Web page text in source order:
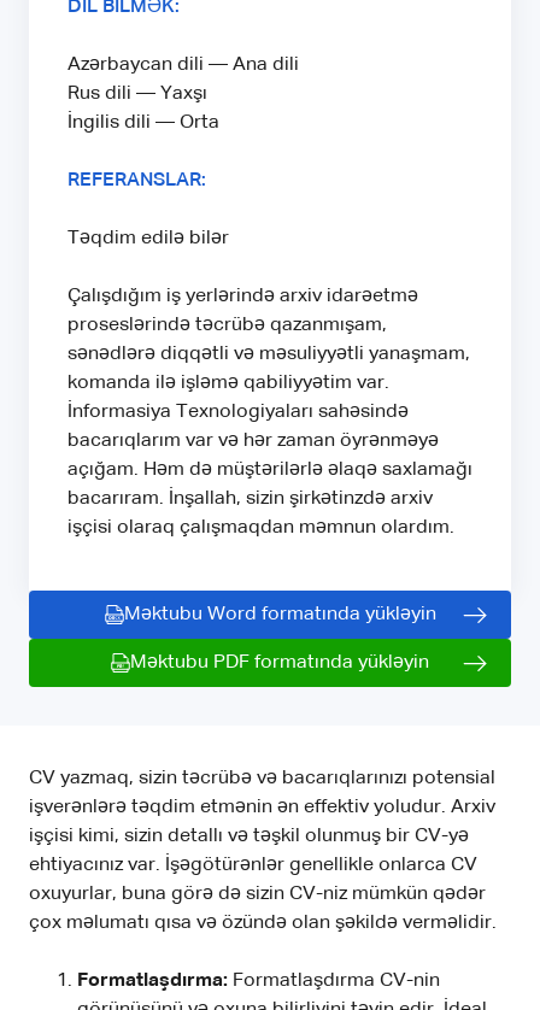
DİL BİLMƏK:
Azərbaycan dili — Ana dili
Rus dili — Yaxşı
İngilis dili — Orta
REFERANSLAR:
Təqdim edilə bilər
Çalışdığım iş yerlərində arxiv idarəetmə
proseslərində təcrübə qazanmışam,
sənədlərə diqqətli və məsuliyyətli yanaşmam,
komanda ilə işləmə qabiliyyətim var.
İnformasiya Texnologiyaları sahəsində
bacarıqlarım var və hər zaman öyrənməyə
açığam. Həm də müştərilərlə əlaqə saxlamağı
bacarıram. İnşallah, sizin şirkətinzdə arxiv
işçisi olaraq çalışmaqdan məmnun olardım.
Məktubu Word formatında yükləyin
Məktubu PDF formatında yükləyin
CV yazmaq, sizin təcrübə və bacarıqlarınızı potensial
işverənlərə təqdim etmənin ən effektiv yoludur. Arxiv
işçisi kimi, sizin detallı və təşkil olunmuş bir CV-yə
ehtiyacınız var. İşəgötürənlər genellikle onlarca CV
oxuyurlar, buna görə də sizin CV-niz mümkün qədər
çox məlumatı qısa və özündə olan şəkildə verməlidir.
Formatlaşdırma: Formatlaşdırma CV-nin